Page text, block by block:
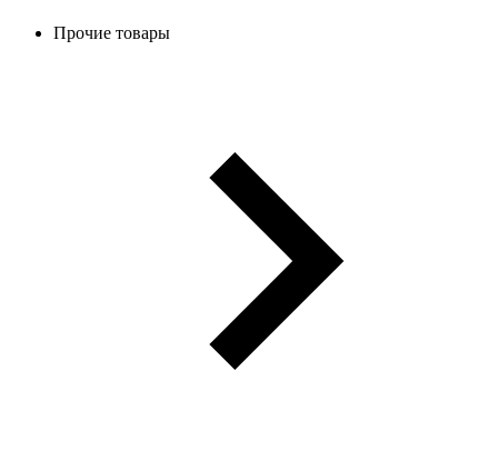
Прочие товары